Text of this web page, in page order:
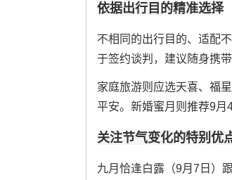
依据出行目的精准选择
不相同的出行目的、适配
于签约谈判，建议随身携
家庭旅游则应选天喜、福
平安。新婚蜜月则推荐9月
关注节气变化的特别优
九月恰逢白露（9月7日）